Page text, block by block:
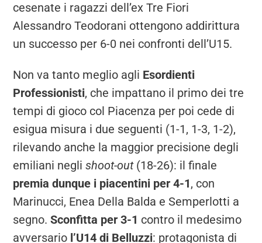
cesenate i ragazzi dell’ex Tre Fiori
Alessandro Teodorani ottengono addirittura
un successo per 6-0 nei confronti dell’U15.
Non va tanto meglio agli Esordienti
Professionisti, che impattano il primo dei tre
tempi di gioco col Piacenza per poi cede di
esigua misura i due seguenti (1-1, 1-3, 1-2),
rilevando anche la maggior precisione degli
emiliani neglishoot-out(18-26): il finale
premia dunque i piacentini per 4-1, con
Marinucci, Enea Della Balda e Semperlotti a
segno.Sconfitta per 3-1 contro il medesimo
avversario l’U14 di Belluzzi: protagonista di